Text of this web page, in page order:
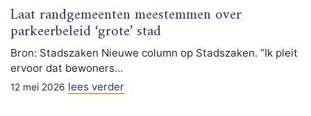
Laat randgemeenten meestemmen over
parkeerbeleid ‘grote’ stad
Bron: Stadszaken Nieuwe column op Stadszaken. “Ik pleit
ervoor dat bewoners…
12 mei 2026 lees verder